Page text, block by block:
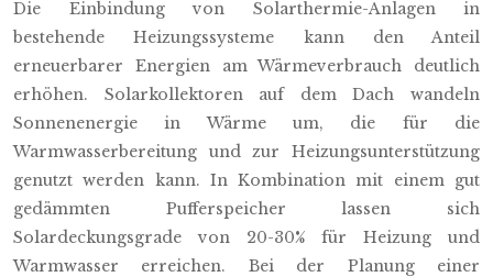
Die Einbindung von Solarthermie-Anlagen in
bestehende Heizungssysteme kann den Anteil
erneuerbarer Energien am Wärmeverbrauch deutlich
erhöhen. Solarkollektoren auf dem Dach wandeln
Sonnenenergie in Wärme um, die für die
Warmwasserbereitung und zur Heizungsunterstützung
genutzt werden kann. In Kombination mit einem gut
gedämmten Pufferspeicher lassen sich
Solardeckungsgrade von 20-30% für Heizung und
Warmwasser erreichen. Bei der Planung einer